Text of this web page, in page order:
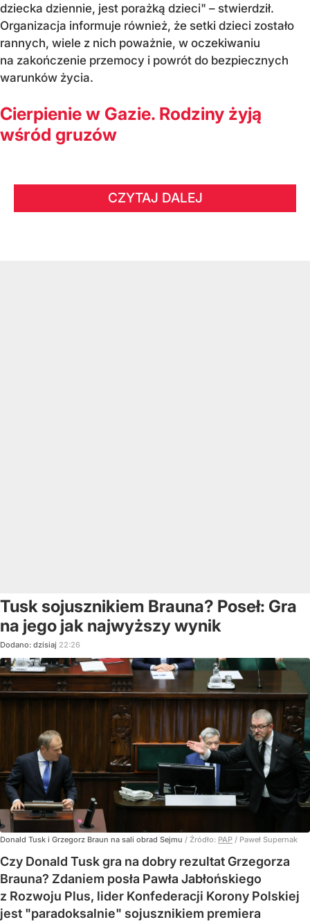
dziecka dziennie, jest porażką dzieci" – stwierdził.
Organizacja informuje również, że setki dzieci zostało
rannych, wiele z nich poważnie, w oczekiwaniu
na zakończenie przemocy i powrót do bezpiecznych
warunków życia.
Cierpienie w Gazie. Rodziny żyją
wśród gruzów
CZYTAJ DALEJ
Tusk sojusznikiem Brauna? Poseł: Gra
na jego jak najwyższy wynik
Dodano: dzisiaj 22:26
Donald Tusk i Grzegorz Braun na sali obrad Sejmu / Źródło: PAP / Paweł Supernak
Czy Donald Tusk gra na dobry rezultat Grzegorza
Brauna? Zdaniem posła Pawła Jabłońskiego
z Rozwoju Plus, lider Konfederacji Korony Polskiej
jest "paradoksalnie" sojusznikiem premiera